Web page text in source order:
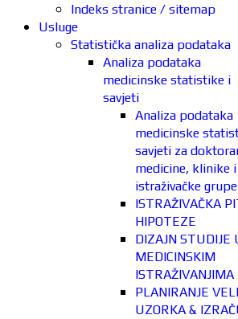
Indeks stranice / sitemap
Usluge
Statistička analiza podataka
Analiza podataka
medicinske statistike i
savjeti
Analiza podataka
medicinske
savjeti za
medicine, klinike i
istraživačke grupe
ISTRAŽIVAČKA
HIPOTEZE
DIZAJN STUDIJE
MEDICINSKIM
ISTRAŽIVANJIMA
PLANIRANJE
UZORKA &